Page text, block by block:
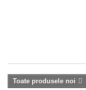
Toate produsele noi